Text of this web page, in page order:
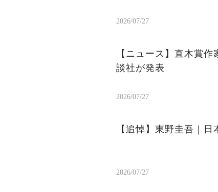
2026/07/27
【ニュース】直木賞
談社が発表
2026/07/27
【追悼】東野圭吾｜
2026/07/27